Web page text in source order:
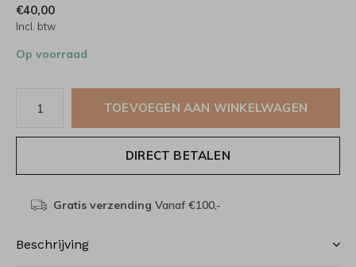
€40,00
Incl. btw
Op voorraad
TOEVOEGEN AAN WINKELWAGEN
DIRECT BETALEN
Gratis verzending Vanaf €100,-
Beschrijving